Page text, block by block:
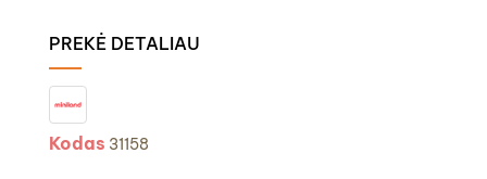
PREKĖ DETALIAU
Kodas 31158